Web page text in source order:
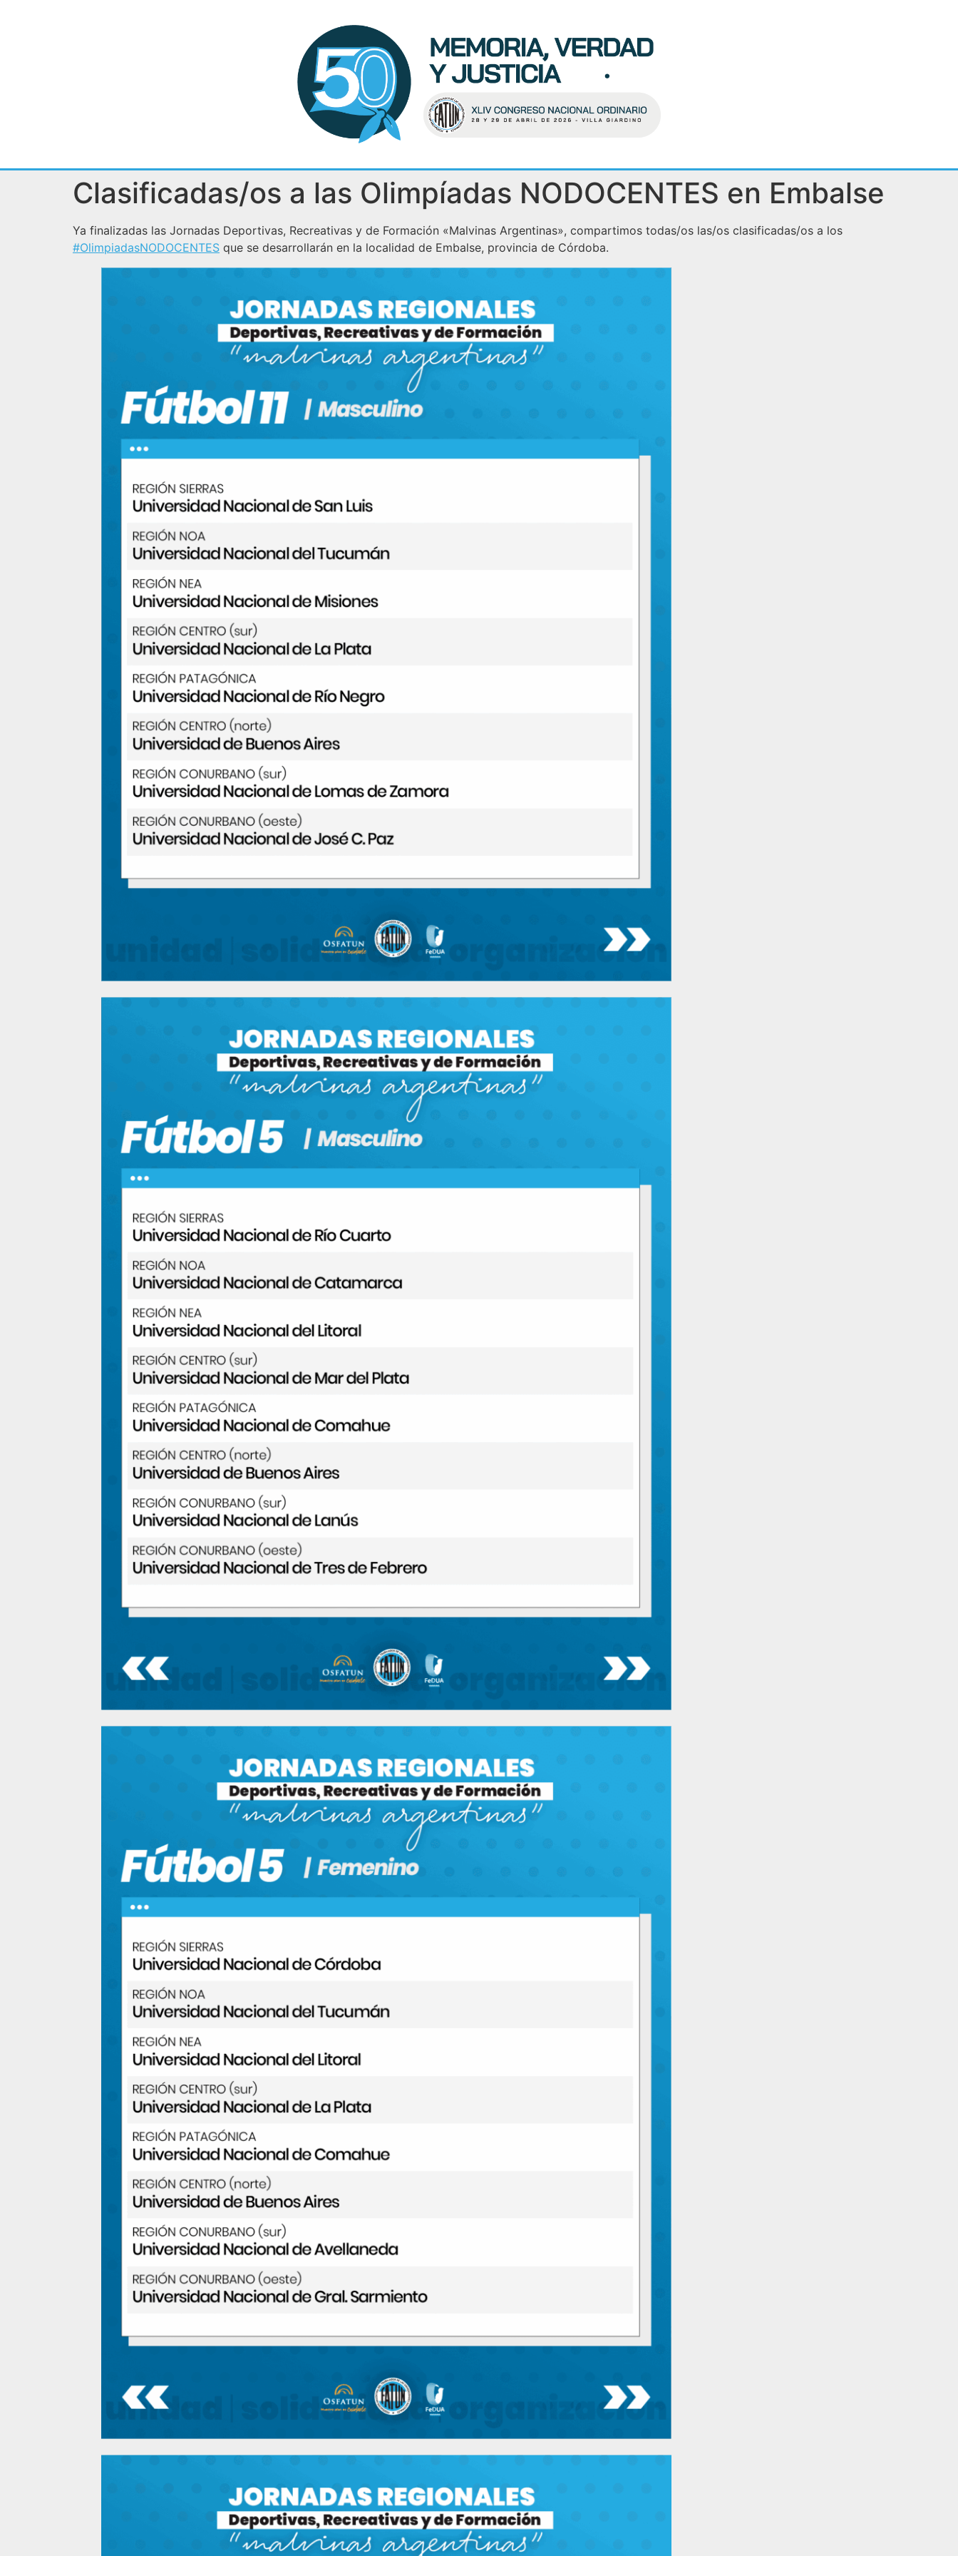
Clasificadas/os a las Olimpíadas NODOCENTES en Embalse
Ya finalizadas las Jornadas Deportivas, Recreativas y de Formación «Malvinas Argentinas», compartimos todas/os las/os clasificadas/os a los
#OlimpiadasNODOCENTES que se desarrollarán en la localidad de Embalse, provincia de Córdoba.